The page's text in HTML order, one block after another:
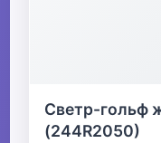
Светр-гольф
(244R2050)